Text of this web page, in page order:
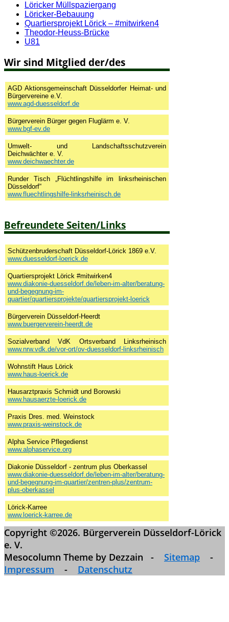
Löricker Müllspaziergang
Löricker-Bebauung
Quartiersprojekt Lörick – #mitwirken4
Theodor-Heuss-Brücke
U81
Wir sind Mitglied der/des
AGD Aktionsgemeinschaft Düsseldorfer Heimat- und
Bürgervereine e.V.
www.agd-duesseldorf.de
Bürgerverein Bürger gegen Fluglärm e. V.
www.bgf-ev.de
Umwelt- und Landschaftsschutzverein
Deichwächter e. V.
www.deichwaechter.de
Runder Tisch „Flüchtlingshilfe im linksrheinischen
Düsseldorf“
www.fluechtlingshilfe-linksrheinisch.de
Befreundete Seiten/Links
Schützenbruderschaft Düsseldorf-Lörick 1869 e.V.
www.duesseldorf-loerick.de
Quartiersprojekt Lörick #mitwirken4
www.diakonie-duesseldorf.de/leben-im-alter/beratung-
und-begegnung-im-
quartier/quartiersprojekte/quartiersprojekt-loerick
Bürgerverein Düsseldorf-Heerdt
www.buergerverein-heerdt.de
Sozialverband VdK Ortsverband Linksrheinisch
www.nrw.vdk.de/vor-ort/ov-duesseldorf-linksrheinisch
Wohnstift Haus Lörick
www.haus-loerick.de
Hausarztpraxis Schmidt und Borowski
www.hausaerzte-loerick.de
Praxis Dres. med. Weinstock
www.praxis-weinstock.de
Alpha Service Pflegedienst
www.alphaservice.org
Diakonie Düsseldorf - zentrum plus Oberkassel
www.diakonie-duesseldorf.de/leben-im-alter/beratung-
und-begegnung-im-quartier/zentren-plus/zentrum-
plus-oberkassel
Lörick-Karree
www.loerick-karree.de
Copyright ©2026. Bürgerverein Düsseldorf-Lörick
e. V.
Mesocolumn Theme by Dezzain - Sitemap -
Impressum - Datenschutz